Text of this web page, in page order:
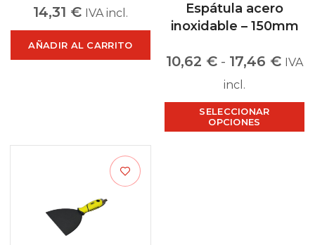
14,31 € IVA incl.
AÑADIR AL CARRITO
Espátula acero
inoxidable – 150mm
10,62 € - 17,46 € IVA
incl.
SELECCIONAR
OPCIONES